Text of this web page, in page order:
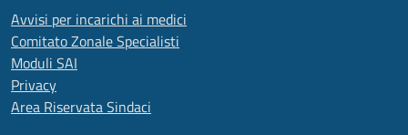
Avvisi per incarichi ai medici
Comitato Zonale Specialisti
Moduli SAI
Privacy
Area Riservata Sindaci